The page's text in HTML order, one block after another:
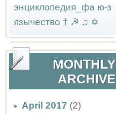
энциклопедия_фа ю-з
язычество † ☭ ♫ ✡
MONTHLY
ARCHIVE
April 2017 (2)